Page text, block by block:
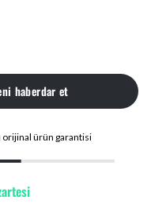
haberdar et
orijinal ürün garantisi